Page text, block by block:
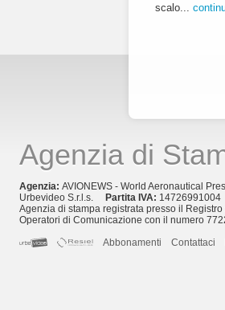
scalo...
Agenzia di
Agenzia: AVIONEWS - World Aeronautical
Urbevideo S.r.l.s. Partita IVA:
Agenzia di stampa registrata presso il
Operatori di Comunicazione con il numero
Abbonamenti
Contattaci